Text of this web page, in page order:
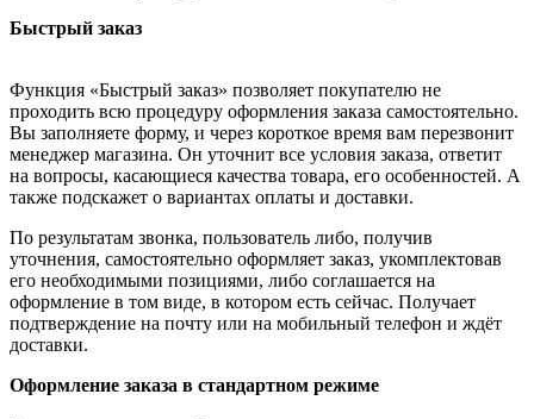
Быстрый заказ
Функция «Быстрый заказ» позволяет покупателю не
проходить всю процедуру оформления заказа самостоятельно.
Вы заполняете форму, и через короткое время вам перезвонит
менеджер магазина. Он уточнит все условия заказа, ответит
на вопросы, касающиеся качества товара, его особенностей. А
также подскажет о вариантах оплаты и доставки.
По результатам звонка, пользователь либо, получив
уточнения, самостоятельно оформляет заказ, укомплектовав
его необходимыми позициями, либо соглашается на
оформление в том виде, в котором есть сейчас. Получает
подтверждение на почту или на мобильный телефон и ждёт
доставки.
Оформление заказа в стандартном режиме